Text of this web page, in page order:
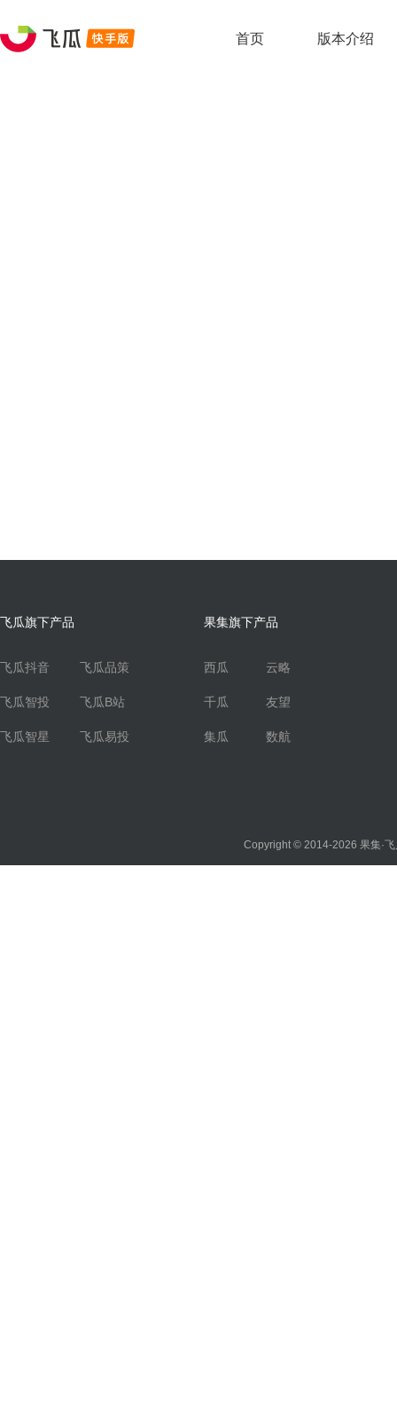
首页 版本介绍
飞瓜旗下产品
飞瓜抖音 飞瓜品策
飞瓜智投 飞瓜B站
飞瓜智星 飞瓜易投
果集旗下产品
西瓜 云略
千瓜 友望
集瓜 数航
Copyright © 2014-2026 果集·